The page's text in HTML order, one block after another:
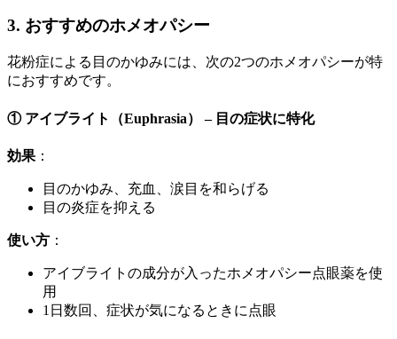
3. おすすめのホメオパシー
花粉症による目のかゆみには、次の2つのホメオパシーが特
におすすめです。
① アイブライト（Euphrasia） – 目の症状に特化
効果 ：
目のかゆみ、充血、涙目を和らげる
目の炎症を抑える
使い方 ：
アイブライトの成分が入ったホメオパシー点眼薬を使
用
1日数回、症状が気になるときに点眼